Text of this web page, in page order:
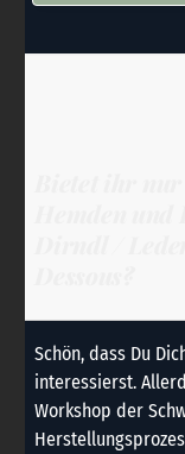
Schön, dass Du
interessierst.
Workshop der